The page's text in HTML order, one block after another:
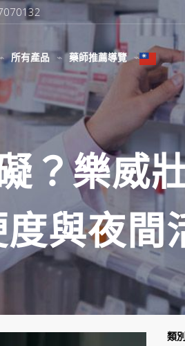
所有產品 藥師推薦導覽
？樂威
與夜間
類